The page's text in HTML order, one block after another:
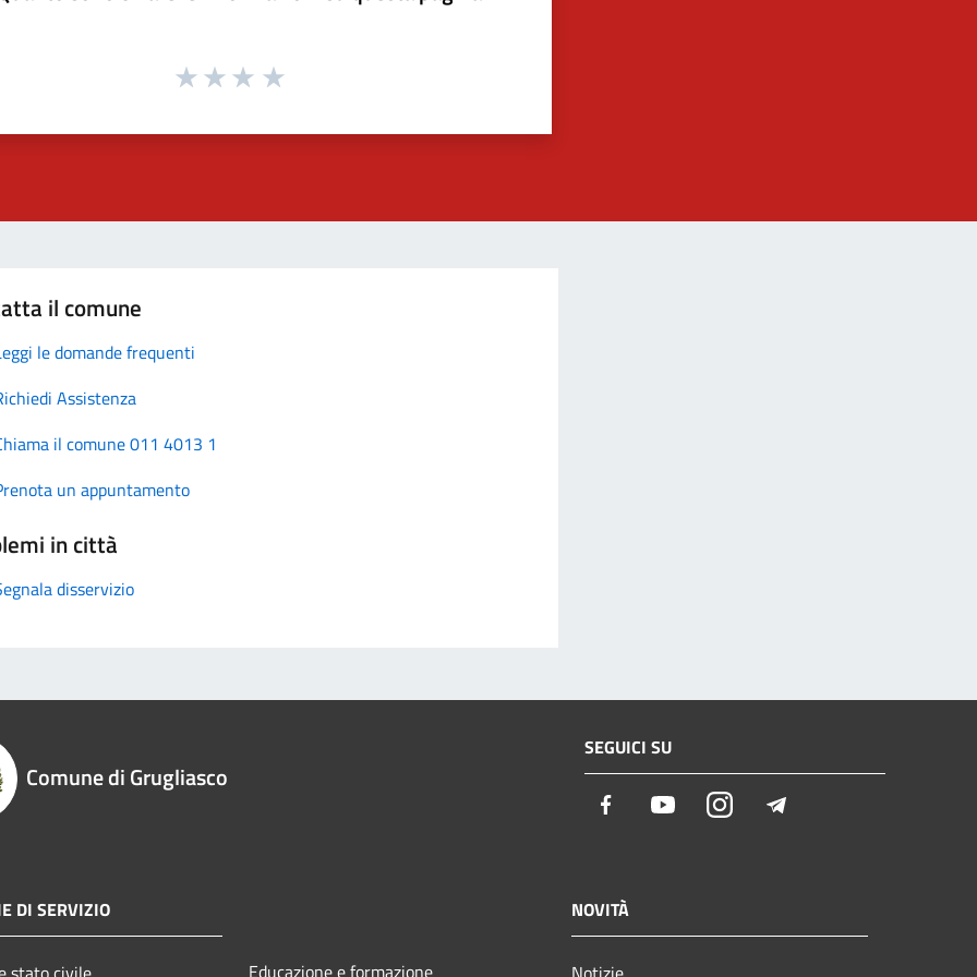
il comune
le domande frequenti
Assistenza
il comune 011 4013 1
un appuntamento
in città
disservizio
Comune di Grugliasco
SEGUICI SU
Facebook YoutubeInstagram
DI SERVIZIO
Educazione e formazione
NOVITÀ